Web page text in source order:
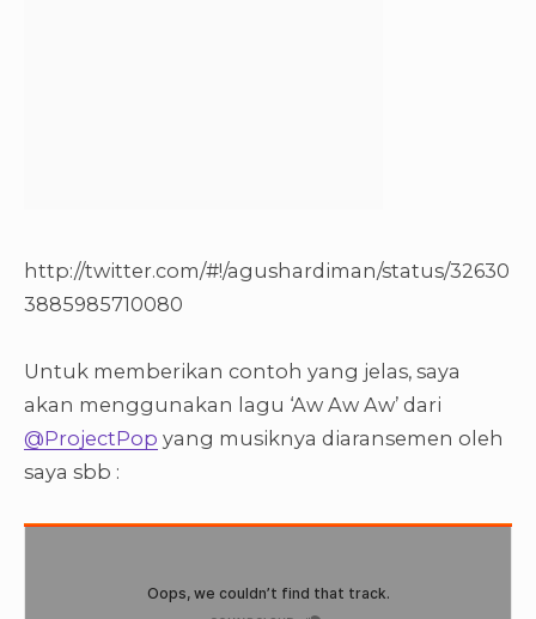
http://twitter.com/#!/agushardiman/status/32630
3885985710080
Untuk memberikan contoh yang jelas, saya
akan menggunakan lagu ‘Aw Aw Aw’ dari
@ProjectPop yang musiknya diaransemen oleh
saya sbb :